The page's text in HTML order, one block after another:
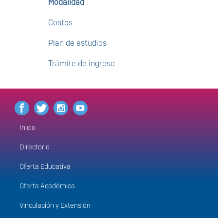
Modalidad
Costos
Plan de estudios
Trámite de ingreso
Menú
principal
Inicio
Directorio
Oferta Educativa
Oferta Académica
Vinculación y Extensión